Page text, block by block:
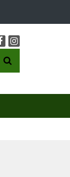
Facebook